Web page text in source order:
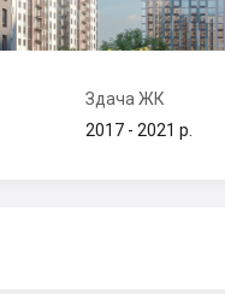
Здача ЖК
2017 - 2021 р.